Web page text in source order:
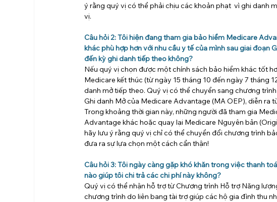
ý rằng quý vị có thể phải chịu các khoản phạt  vì ghi danh
vị.
Câu hỏi 2: Tôi hiện đang tham gia bảo hiểm Medicare
khác phù hợp hơn với nhu cầu y tế của mình sau giai đoạn
đến kỳ ghi danh tiếp theo không?
Nếu quý vị chọn được một chính sách bảo hiểm khác tốt
Medicare kết thúc (từ ngày 15 tháng 10 đến ngày 7 tháng
danh mở tiếp theo. Quý vị có thể chuyển sang chương
Ghi danh Mở của Medicare Advantage (MA OEP), diễn ra
Trong khoảng thời gian này, những người đã tham gia
Advantage khác hoặc quay lại Medicare Nguyên bản
hãy lưu ý rằng quý vị chỉ có thể chuyển đổi chương trình
đưa ra sự lựa chọn một cách cẩn thận!
Câu hỏi 3: Tôi ngày càng gặp khó khăn trong việc thanh
nào giúp tôi chi trả các chi phí này không?
Quý vị có thể nhận hỗ trợ từ Chương trình Hỗ trợ Năng
chương trình do liên bang tài trợ giúp các hộ gia đình thu